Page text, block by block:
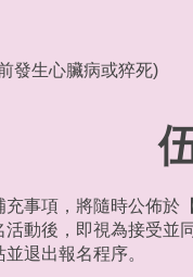
發生心臟病或猝死)
事項，將隨時公佈於
動後，即視為接受並
退出報名程序。